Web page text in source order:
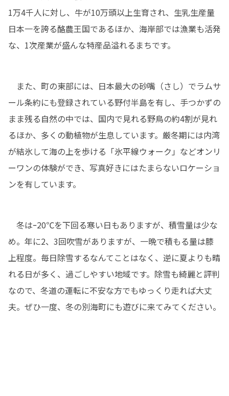
1万4千人に対し、牛が10万頭以上生育され、生乳生産量
日本一を誇る酪農王国であるほか、海岸部では漁業も活発
な、1次産業が盛んな特産品溢れるまちです。
また、町の東部には、日本最大の砂嘴（さし）でラムサ
ール条約にも登録されている野付半島を有し、手つかずの
まま残る自然の中では、国内で見れる野鳥の約4割が見れ
るほか、多くの動植物が生息しています。厳冬期には内湾
が結氷して海の上を歩ける「氷平線ウォーク」などオンリ
ーワンの体験ができ、写真好きにはたまらないロケーショ
ンを有しています。
冬はｰ20℃を下回る寒い日もありますが、積雪量は少な
め。年に2、3回吹雪がありますが、一晩で積もる量は膝
上程度。毎日除雪するなんてことはなく、逆に夏よりも晴
れる日が多く、過ごしやすい地域です。除雪も綺麗と評判
なので、冬道の運転に不安な方でもゆっくり走れば大丈
夫。ぜひ一度、冬の別海町にも遊びに来てみてください。